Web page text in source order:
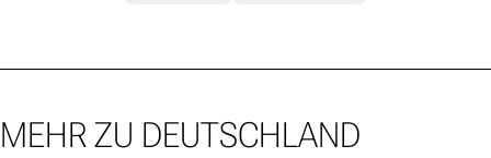
MEHR ZU DEUTSCHLAND